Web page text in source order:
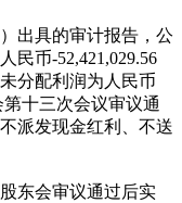
出具的审计报告，公
民币-52,421,029.56
分配利润为人民币
第十三次会议审议通
派发现金红利、不送
东会审议通过后实